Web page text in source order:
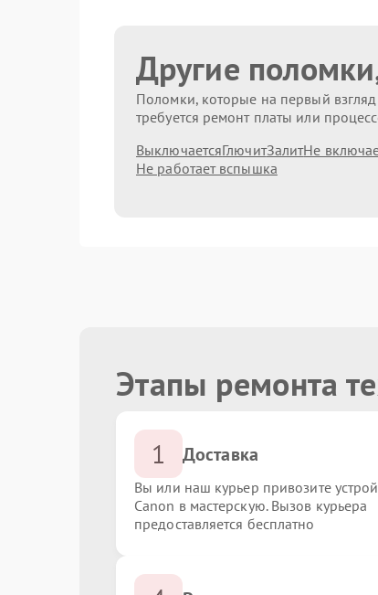
Другие
Поломки, которые на первый
требуется ремонт платы или
ВыключаетсяГлючитЗалитНе
Не работает вспышка
Этапы ремонта
1 Доставка
Вы или наш курьер привозите
Canon в мастерскую. Вызов курьера
предоставляется бесплатно